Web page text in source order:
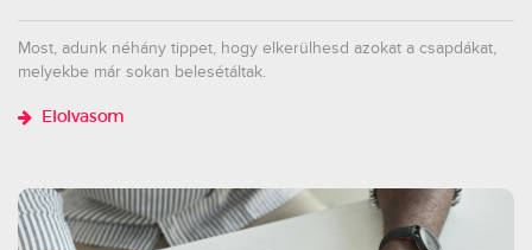
Most, adunk néhány tippet, hogy elkerülhesd azokat a csapdákat,
melyekbe már sokan belesétáltak.
Elolvasom